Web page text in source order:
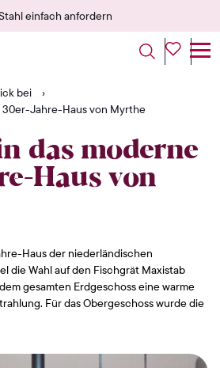
einfach anfordern
bei
›
30er-Jahre-Haus von Myrthe
das moderne
Haus von
Haus der niederländischen
die Wahl auf den Fischgrät Maxistab
gesamten Erdgeschoss eine warme
Für das Obergeschoss wurde die